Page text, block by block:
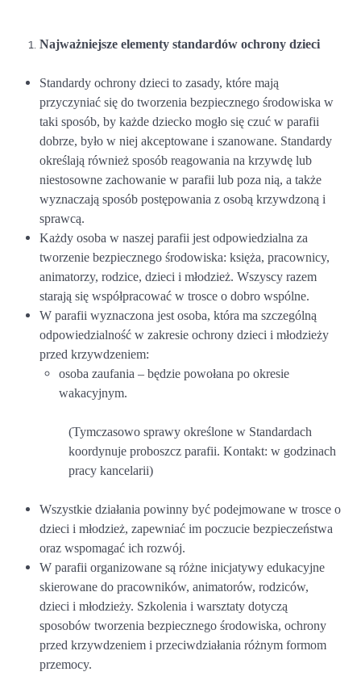
Najważniejsze elementy standardów ochrony dzieci
Standardy ochrony dzieci to zasady, które mają
przyczyniać się do tworzenia bezpiecznego środowiska w
taki sposób, by każde dziecko mogło się czuć w parafii
dobrze, było w niej akceptowane i szanowane. Standardy
określają również sposób reagowania na krzywdę lub
niestosowne zachowanie w parafii lub poza nią, a także
wyznaczają sposób postępowania z osobą krzywdzoną i
sprawcą.
Każdy osoba w naszej parafii jest odpowiedzialna za
tworzenie bezpiecznego środowiska: księża, pracownicy,
animatorzy, rodzice, dzieci i młodzież. Wszyscy razem
starają się współpracować w trosce o dobro wspólne.
W parafii wyznaczona jest osoba, która ma szczególną
odpowiedzialność w zakresie ochrony dzieci i młodzieży
przed krzywdzeniem:
osoba zaufania – będzie powołana po okresie
wakacyjnym.
(Tymczasowo sprawy określone w Standardach
koordynuje proboszcz parafii. Kontakt: w godzinach
pracy kancelarii)
Wszystkie działania powinny być podejmowane w trosce o
dzieci i młodzież, zapewniać im poczucie bezpieczeństwa
oraz wspomagać ich rozwój.
W parafii organizowane są różne inicjatywy edukacyjne
skierowane do pracowników, animatorów, rodziców,
dzieci i młodzieży. Szkolenia i warsztaty dotyczą
sposobów tworzenia bezpiecznego środowiska, ochrony
przed krzywdzeniem i przeciwdziałania różnym formom
przemocy.